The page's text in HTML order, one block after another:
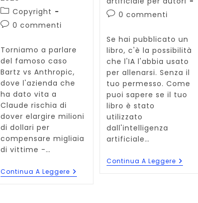
Categoria
dell'articolo:
Copyright
Commenti
0 commenti
Torniamo a parlare
del famoso caso
Bartz vs Anthropic,
dove l'azienda che
ha dato vita a
Claude rischia di
dover elargire milioni
di dollari per
compensare migliaia
di vittime -…
Continua A LeggereCome
Verificare
Commenti
0 commenti
Se hai pubblicato un
libro, c'è la possibilità
che l'IA l'abbia usato
per allenarsi. Senza il
tuo permesso. Come
puoi sapere se il tuo
libro è stato
utilizzato
dall'intelligenza
artificiale…
Continua A LeggereL’IA
Ha